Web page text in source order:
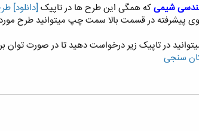
شیمیکه همگی این طرح ها در تاپیک [دانلود]
پیشرفته در قسمت بالا سمت چپ میتوانید طرح مورد
در تاپیک زیر درخواست دهید تا در صورت توان
سنجی